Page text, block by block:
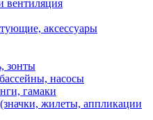
вентиляция
аксессуары
зонты
насосы
гамаки
жилеты, аппликации